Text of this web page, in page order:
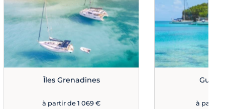
Îles Grenadines
à partir de 1 069 € à partir